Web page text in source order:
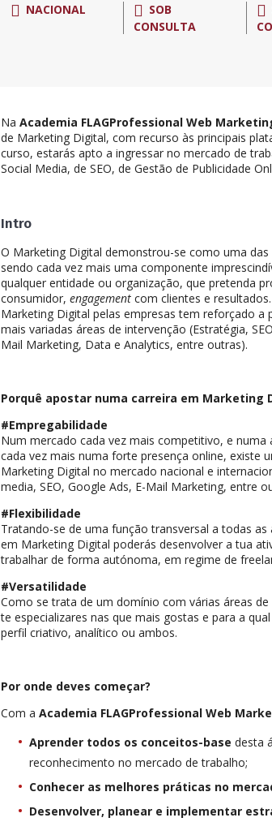
NACIONAL
SOB
CONSULTA
NaAcademia FLAGProfessional Web
de Marketing Digital, com recurso às principais
curso, estarás apto a ingressar no mercado de
Social Media, de SEO, de Gestão de Publicidade
Intro
O Marketing Digital demonstrou-se como uma
sendo cada vez mais uma componente
qualquer entidade ou organização, que pretenda
consumidor,engagement com clientes e
Marketing Digital pelas empresas tem reforçado a
mais variadas áreas de intervenção (Estratégia,
Mail Marketing, Data e Analytics, entre outras).
Porquê apostar numa carreira em Marketing
#Empregabilidade
Num mercado cada vez mais competitivo, e
cada vez mais numa forte presença online, existe
Marketing Digital no mercado nacional e
media, SEO, Google Ads, E-Mail Marketing, entre
#Flexibilidade
Tratando-se de uma função transversal a todas
em Marketing Digital poderás desenvolver a tua
trabalhar de forma autónoma, em regime de
#Versatilidade
Como se trata de um domínio com várias áreas
te especializares nas que mais gostas e para a
perfil criativo, analítico ou ambos.
Por onde deves começar?
Com aAcademia FLAGProfessional Web
Aprender todos os conceitos-base desta
reconhecimento no mercado de trabalho;
Conhecer as melhores práticas no
Desenvolver, planear e implementar